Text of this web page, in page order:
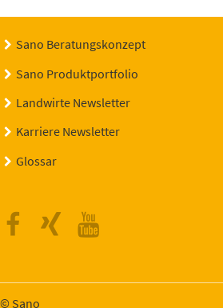
Sano Beratungskonzept
Sano Produktportfolio
Landwirte Newsletter
Karriere Newsletter
Glossar
Facebook
Xing
© Sano